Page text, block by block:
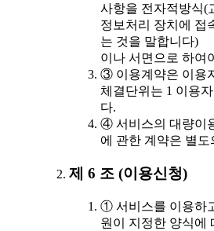
사항을 전자적방식(
정보처리 장치에 접
는 것을 말합니다)
이나 서면으로 하여
③ 이용계약은 이용
체결단위는 1 이용
다.
④ 서비스의 대량이
에 관한 계약은 별
제 6 조 (이용신청)
① 서비스를 이용하
원이 지정한 양식에